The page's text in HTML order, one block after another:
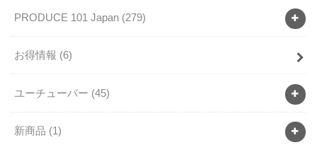
PRODUCE 101 Japan (279)
お得情報 (6)
ユーチューバー (45)
新商品 (1)